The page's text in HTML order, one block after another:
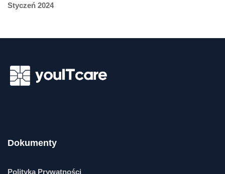
Styczeń 2024
Dokumenty
Polityka Prywatności